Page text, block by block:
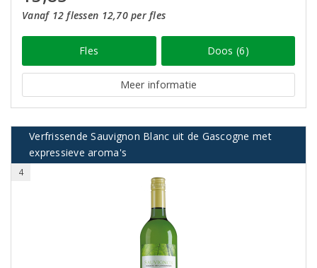
Vanaf 12 flessen 12,70 per fles
Fles Doos (6)
Meer informatie
Verfrissende Sauvignon Blanc uit de Gascogne met
expressieve aroma's
4